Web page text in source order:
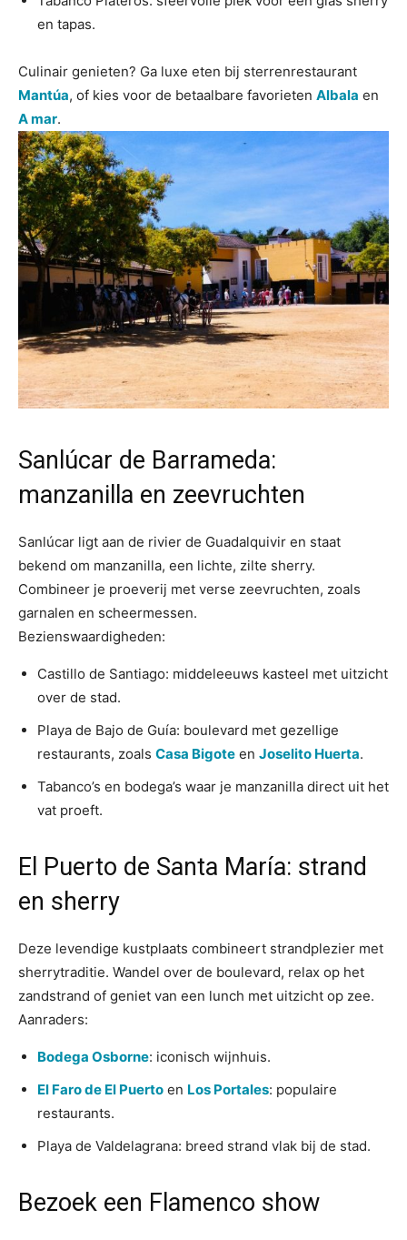
en tapas.
Culinair genieten? Ga luxe eten bij sterrenrestaurant
Mantúa, of kies voor de betaalbare favorieten Albala en
A mar.
Sanlúcar de Barrameda:
manzanilla en zeevruchten
Sanlúcar ligt aan de rivier de Guadalquivir en staat
bekend om manzanilla, een lichte, zilte sherry.
Combineer je proeverij met verse zeevruchten, zoals
garnalen en scheermessen.
Bezienswaardigheden:
Castillo de Santiago: middeleeuws kasteel met uitzicht
over de stad.
Playa de Bajo de Guía: boulevard met gezellige
restaurants, zoals Casa Bigote en Joselito Huerta.
Tabanco’s en bodega’s waar je manzanilla direct uit het
vat proeft.
El Puerto de Santa María: strand
en sherry
Deze levendige kustplaats combineert strandplezier met
sherrytraditie. Wandel over de boulevard, relax op het
zandstrand of geniet van een lunch met uitzicht op zee.
Aanraders:
Bodega Osborne: iconisch wijnhuis.
El Faro de El Puerto en Los Portales: populaire
restaurants.
Playa de Valdelagrana: breed strand vlak bij de stad.
Bezoek een Flamenco show